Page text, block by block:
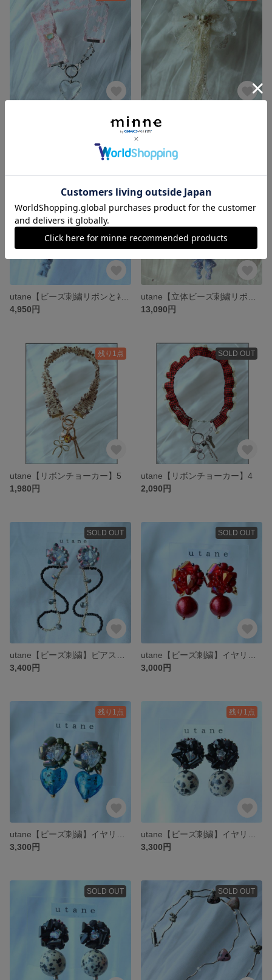
utane【リボンチョーカー】6
3,190円
残り1点
4,950円
残り1点
13,090円
残り1点
utane【リボンチョーカー】5
1,980円
SOLD OUT
utane【リボンチョーカー】4
2,090円
SOLD OUT
3,400円
SOLD OUT
3,000円
残り1点
3,300円
残り1点
3,300円
SOLD OUT SOLD OUT